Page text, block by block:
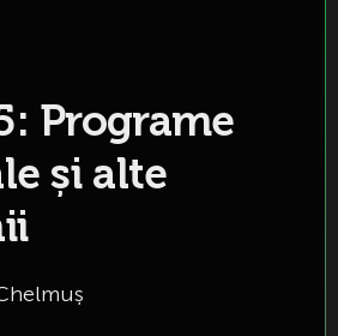
Programe
și alte